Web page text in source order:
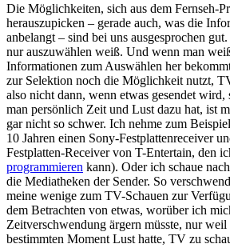
Die Möglichkeiten, sich aus dem Fernseh-
herauszupicken – gerade auch, was die
anbelangt – sind bei uns ausgesprochen
nur auszuwählen weiß. Und wenn man
Informationen zum Auswählen her
zur Selektion noch die Möglichkeit nutzt,
also nicht dann, wenn etwas gesendet wird,
man persönlich Zeit und Lust dazu hat, ist
gar nicht so schwer. Ich nehme zum
10 Jahren einen Sony-Festplattenreceiver
Festplatten-Receiver von T-Entertain, den
programmieren kann). Oder ich schaue
die Mediatheken der Sender. So
meine wenige zum TV-Schauen zur
dem Betrachten von etwas, worüber ich
Zeitverschwendung ärgern müsste, nur
bestimmten Moment Lust hatte, TV zu